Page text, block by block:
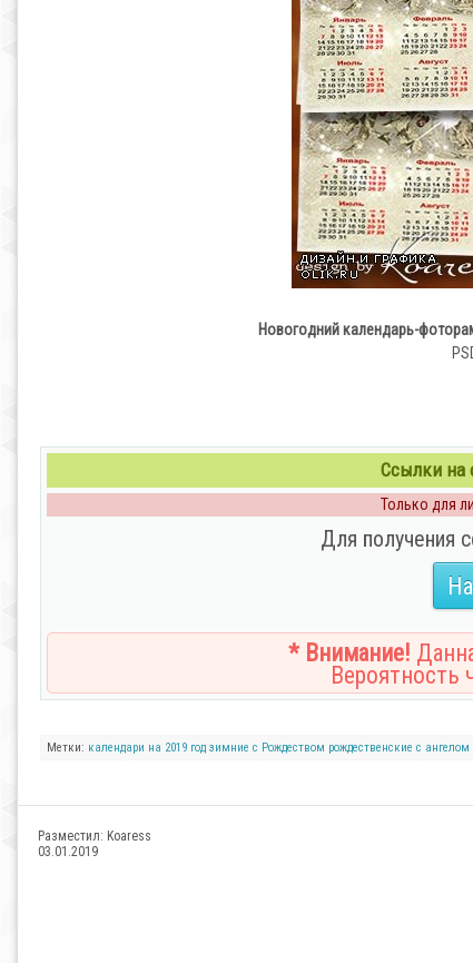
Новогодний календарь-
Ссылки на
Только для
Для получения
* Внимание!
Вероятность
Метки: календари на 2019 год зимние с Рождеством рождественские с ангелом
Разместил: Koaress
03.01.2019